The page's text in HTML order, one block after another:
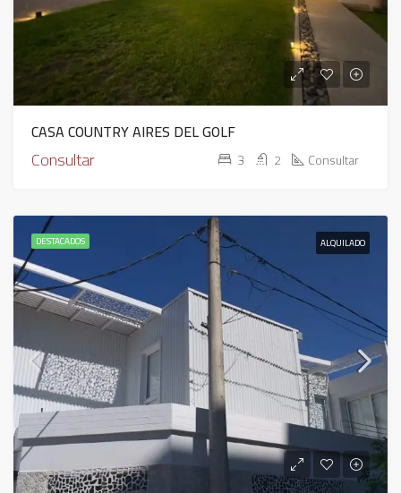
CASA COUNTRY AIRES DEL GOLF
Consultar 3 2 Consultar
DESTACADOS ALQUILADO